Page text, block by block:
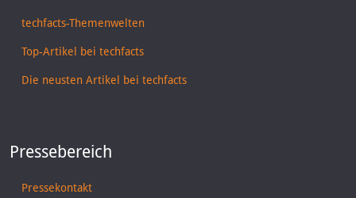
techfacts-Themenwelten
Top-Artikel bei techfacts
Die neusten Artikel bei techfacts
Pressebereich
Pressekontakt